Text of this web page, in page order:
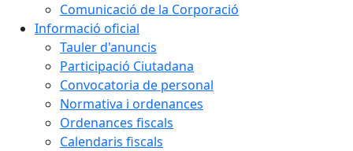
Comunicació de la Corporació
Informació oficial
Tauler d'anuncis
Participació Ciutadana
Convocatoria de personal
Normativa i ordenances
Ordenances fiscals
Calendaris fiscals